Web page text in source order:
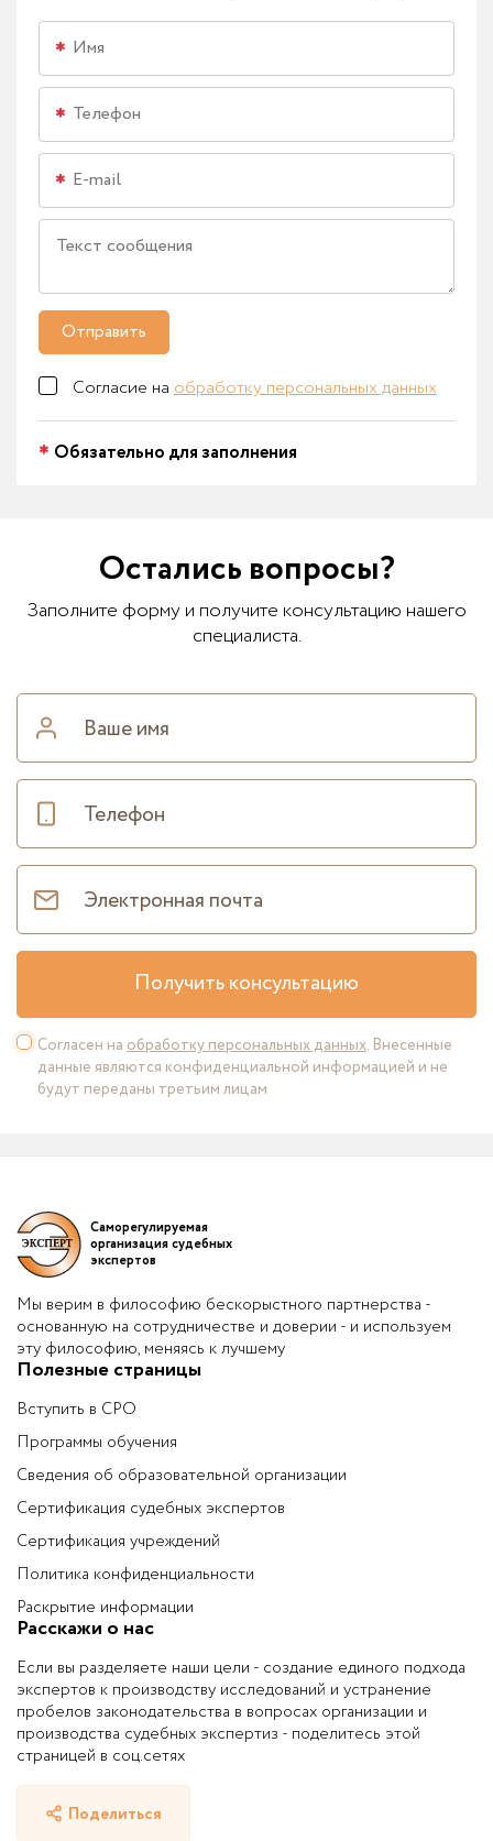
Отправить
Согласие на обработку персональных данных
Обязательно для заполнения
Остались вопросы?
Заполните форму и получите консультацию нашего
специалиста.
Получить консультацию
Согласен на обработку персональных данных. Внесенные
данные являются конфиденциальной информацией и не
будут переданы третьим лицам
Саморегулируемая
организация судебных
экспертов
Мы верим в философию бескорыстного партнерства -
основанную на сотрудничестве и доверии - и используем
эту философию, меняясь к лучшему
Полезные страницы
Вступить в СРО
Программы обучения
Сведения об образовательной организации
Сертификация судебных экспертов
Сертификация учреждений
Политика конфиденциальности
Раскрытие информации
Расскажи о нас
Если вы разделяете наши цели - создание единого подхода
экспертов к производству исследований и устранение
пробелов законодательства в вопросах организации и
производства судебных экспертиз - поделитесь этой
страницей в соц.сетях
Поделиться